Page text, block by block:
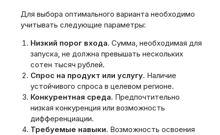
Для выбора оптимального варианта необходимо
учитывать следующие параметры:
Низкий порог входа. Сумма, необходимая для
запуска, не должна превышать нескольких
сотен тысяч рублей.
Спрос на продукт или услугу. Наличие
устойчивого спроса в целевом регионе.
Конкурентная среда. Предпочтительно
низкая конкуренция или возможность
дифференциации.
Требуемые навыки. Возможность освоения